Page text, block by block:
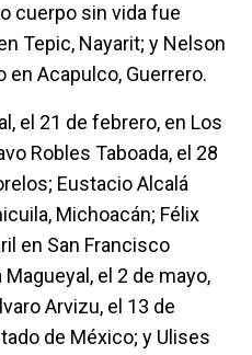
cuerpo sin vida fue
Tepic, Nayarit; y Nelson
en Acapulco, Guerrero.
el 21 de febrero, en Los
Robles Taboada, el 28
Eustacio Alcalá
Michoacán; Félix
en San Francisco
el 2 de mayo,
Arvizu, el 13 de
de México; y Ulises